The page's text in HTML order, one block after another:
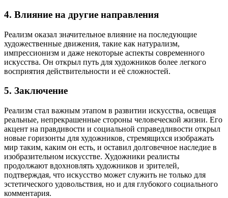
4. Влияние на другие направления
Реализм оказал значительное влияние на последующие
художественные движения, такие как натурализм,
импрессионизм и даже некоторые аспекты современного
искусства. Он открыл путь для художников более легкого
восприятия действительности и её сложностей.
5. Заключение
Реализм стал важным этапом в развитии искусства, освещая
реальные, непрекрашенные стороны человеческой жизни. Его
акцент на правдивости и социальной справедливости открыл
новые горизонты для художников, стремящихся изображать
мир таким, каким он есть, и оставил долговечное наследие в
изобразительном искусстве. Художники реалисты
продолжают вдохновлять художников и зрителей,
подтверждая, что искусство может служить не только для
эстетического удовольствия, но и для глубокого социального
комментария.